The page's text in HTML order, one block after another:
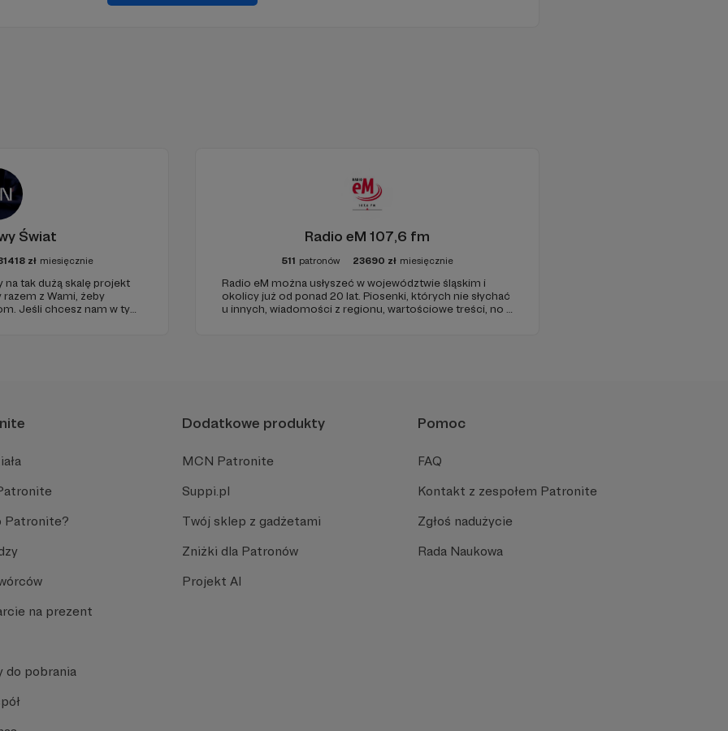
Świat
zł miesięcznie
na tak dużą skalę projekt
z Wami, żeby
Jeśli chcesz nam w tym
Radio eM 107,6 fm
511 patronów 23690 zł miesięcznie
Radio eM można usłyszeć w województwie śląskim i
okolicy już od ponad 20 lat. Piosenki, których nie słychać
u innych, wiadomości z regionu, wartościowe treści, no i
Patronite?
na prezent
do pobrania
Dodatkowe produkty
MCN Patronite
Suppi.pl
Twój sklep z gadżetami
Zniżki dla Patronów
Projekt AI
Pomoc
FAQ
Kontakt z zespołem Patronite
Zgłoś nadużycie
Rada Naukowa